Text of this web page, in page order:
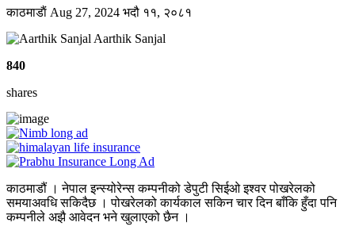
काठमाडाैं Aug 27, 2024 भदौ ११, २०८१
Aarthik Sanjal
840
shares
काठमाडौं । नेपाल इन्स्योरेन्स कम्पनीको डेपुटी सिईओ इश्वर पोखरेलको
समयाअवधि सकिदैछ । पोखरेलको कार्यकाल सकिन चार दिन बाँकि हुँदा पनि
कम्पनीले अझै आवेदन भने खुलाएको छैन ।